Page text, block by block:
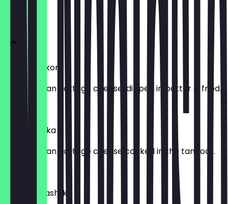
STARTERS
Paneer Pakora
Cubed Indian cottage cheese, dipped in batter & fried.
£ 4,20
Paneer Tikka
Cubed Indian cottage cheese cooked in the tandoor.
Paneer Shashlik